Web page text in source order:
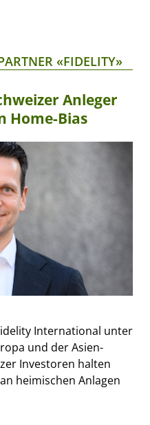
«FIDELITY»
Anleger
Home-Bias
International unter
und der Asien-
Investoren halten
heimischen Anlagen